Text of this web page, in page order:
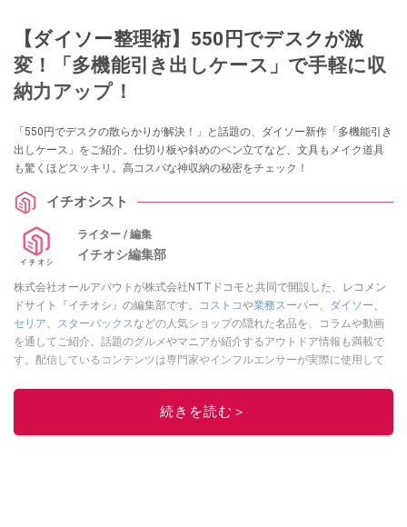
【ダイソー整理術】550円でデスクが激
変！「多機能引き出しケース」で手軽に収
納力アップ！
「550円でデスクの散らかりが解決！」と話題の、ダイソー新作「多機能引き
出しケース」をご紹介。仕切り板や斜めのペン立てなど、文具もメイク道具
も驚くほどスッキリ。高コスパな神収納の秘密をチェック！
イチオシスト
ライター / 編集
イチオシ編集部
株式会社オールアバウトが株式会社NTTドコモと共同で開設した、レコメン
ドサイト『イチオシ』の編集部です。
コストコや業務スーパー、 ダイソー、
セリア、 スターバックスなどの人気ショップの隠れた名品を、コラムや動画
を通してご紹介。話題のグルメやマニアが紹介するアウトドア情報も満載で
す。配信しているコンテンツは専門家やインフルエンサーが実際に使用して
ニュースでフォロー
続きを読む＞